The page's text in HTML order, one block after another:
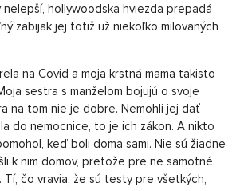
hollywoodska hviezda prepadá
zabijak jej totiž už niekoľko milovaných
na Covid a moja krstná mama takisto
sestra s manželom bojujú o svoje
na tom nie je dobre. Nemohli jej dať
do nemocnice, to je ich zákon. A nikto
keď boli doma sami. Nie sú žiadne
k nim domov, pretože pre ne samotné
čo vravia, že sú testy pre všetkých,